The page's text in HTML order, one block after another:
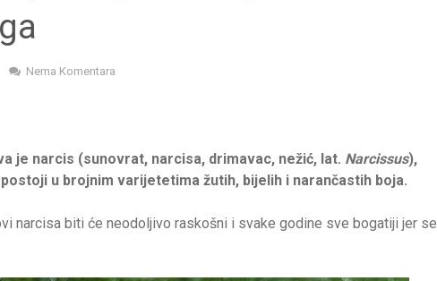
Nema Komentara
je narcis (sunovrat, narcisa, drimavac, nežić, lat. Narcissus),
u brojnim varijetetima žutih, bijelih i narančastih boja.
narcisa biti će neodoljivo raskošni i svake godine sve bogatiji jer se